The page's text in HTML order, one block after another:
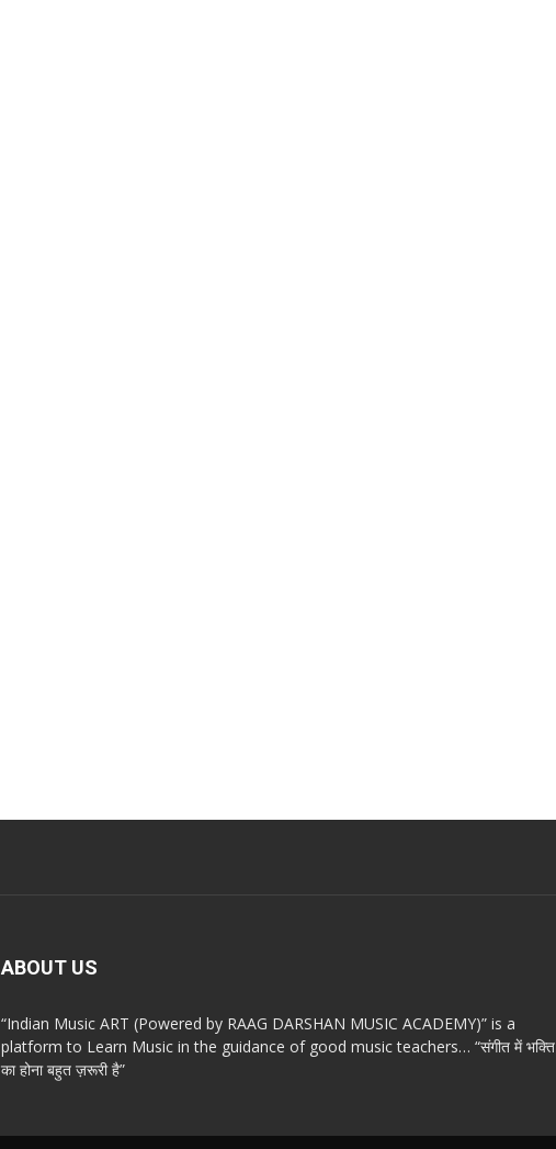
ABOUT US
“Indian Music ART (Powered by RAAG DARSHAN MUSIC ACADEMY)” is a
platform to Learn Music in the guidance of good music teachers… “संगीत में भक्ति
का होना बहुत ज़रूरी है”